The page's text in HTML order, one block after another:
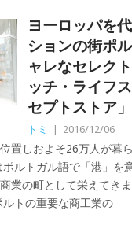
ヨーロッパを
ションの街ポ
ャレなセレク
ッチ・ライフ
セプトストア」
トミ 2016/12/06
置しおよそ26万人が暮
ポルトガル語で「港」を
業の町として栄えてき
トの重要な商工業の